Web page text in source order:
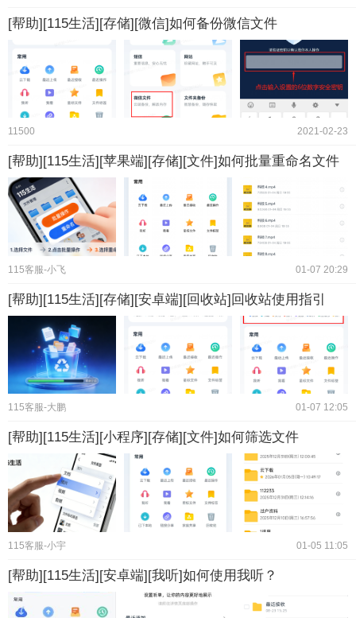
[帮助][115生活][存储][微信]如何备份微信文件
11500 2021-02-23
[帮助][115生活][苹果端][存储][文件]如何批量重命名文件
115客服-小飞 01-07 20:29
[帮助][115生活][存储][安卓端][回收站]回收站使用指引
115客服-大鹏 01-07 12:05
[帮助][115生活][小程序][存储][文件]如何筛选文件
115客服-小宇 01-05 11:05
[帮助][115生活][安卓端][我听]如何使用我听？